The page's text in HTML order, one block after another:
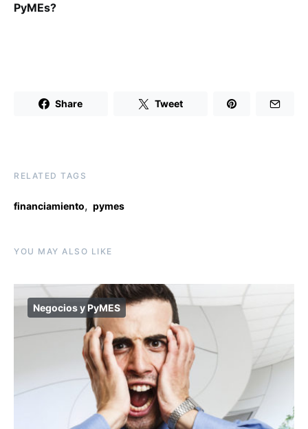
PyMEs?
Share Tweet
RELATED TAGS
financiamiento, pymes
YOU MAY ALSO LIKE
Negocios y PyMES